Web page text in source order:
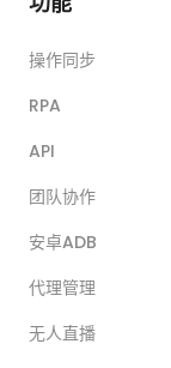
操作同步
RPA
API
团队协作
安卓ADB
代理管理
无人直播